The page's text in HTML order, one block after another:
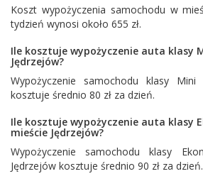
Koszt wypożyczenia samochodu w
tydzień wynosi około 655 zł.
Ile kosztuje wypożyczenie auta klasy
Jędrzejów?
Wypożyczenie samochodu klasy
kosztuje średnio 80 zł za dzień.
Ile kosztuje wypożyczenie auta klasy
mieście Jędrzejów?
Wypożyczenie samochodu klasy
Jędrzejów kosztuje średnio 90 zł za dzień.